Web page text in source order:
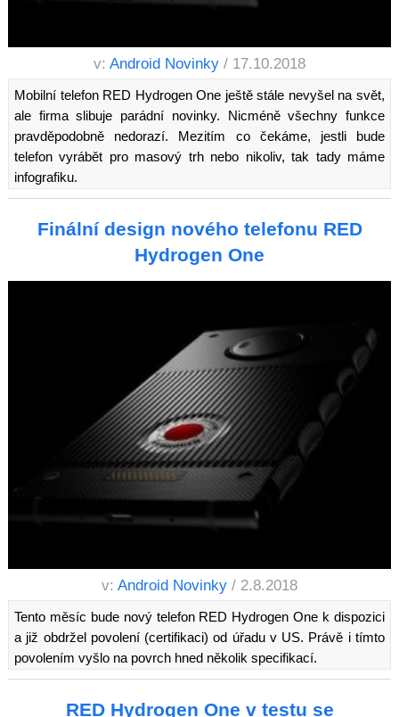
v: Android Novinky / 17.10.2018
Mobilní telefon RED Hydrogen One ještě stále nevyšel na svět,
ale firma slibuje parádní novinky. Nicméně všechny funkce
pravděpodobně nedorazí. Mezitím co čekáme, jestli bude
telefon vyrábět pro masový trh nebo nikoliv, tak tady máme
infografiku.
Finální design nového telefonu RED
Hydrogen One
v: Android Novinky / 2.8.2018
Tento měsíc bude nový telefon RED Hydrogen One k dispozici
a již obdržel povolení (certifikaci) od úřadu v US. Právě i tímto
povolením vyšlo na povrch hned několik specifikací.
RED Hydrogen One v testu se